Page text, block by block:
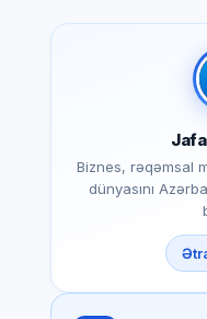
Biznes, rəqəmsal
dünyasını